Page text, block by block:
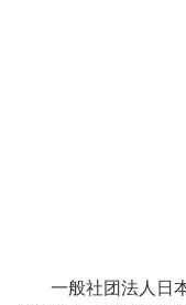
一般社团法人日